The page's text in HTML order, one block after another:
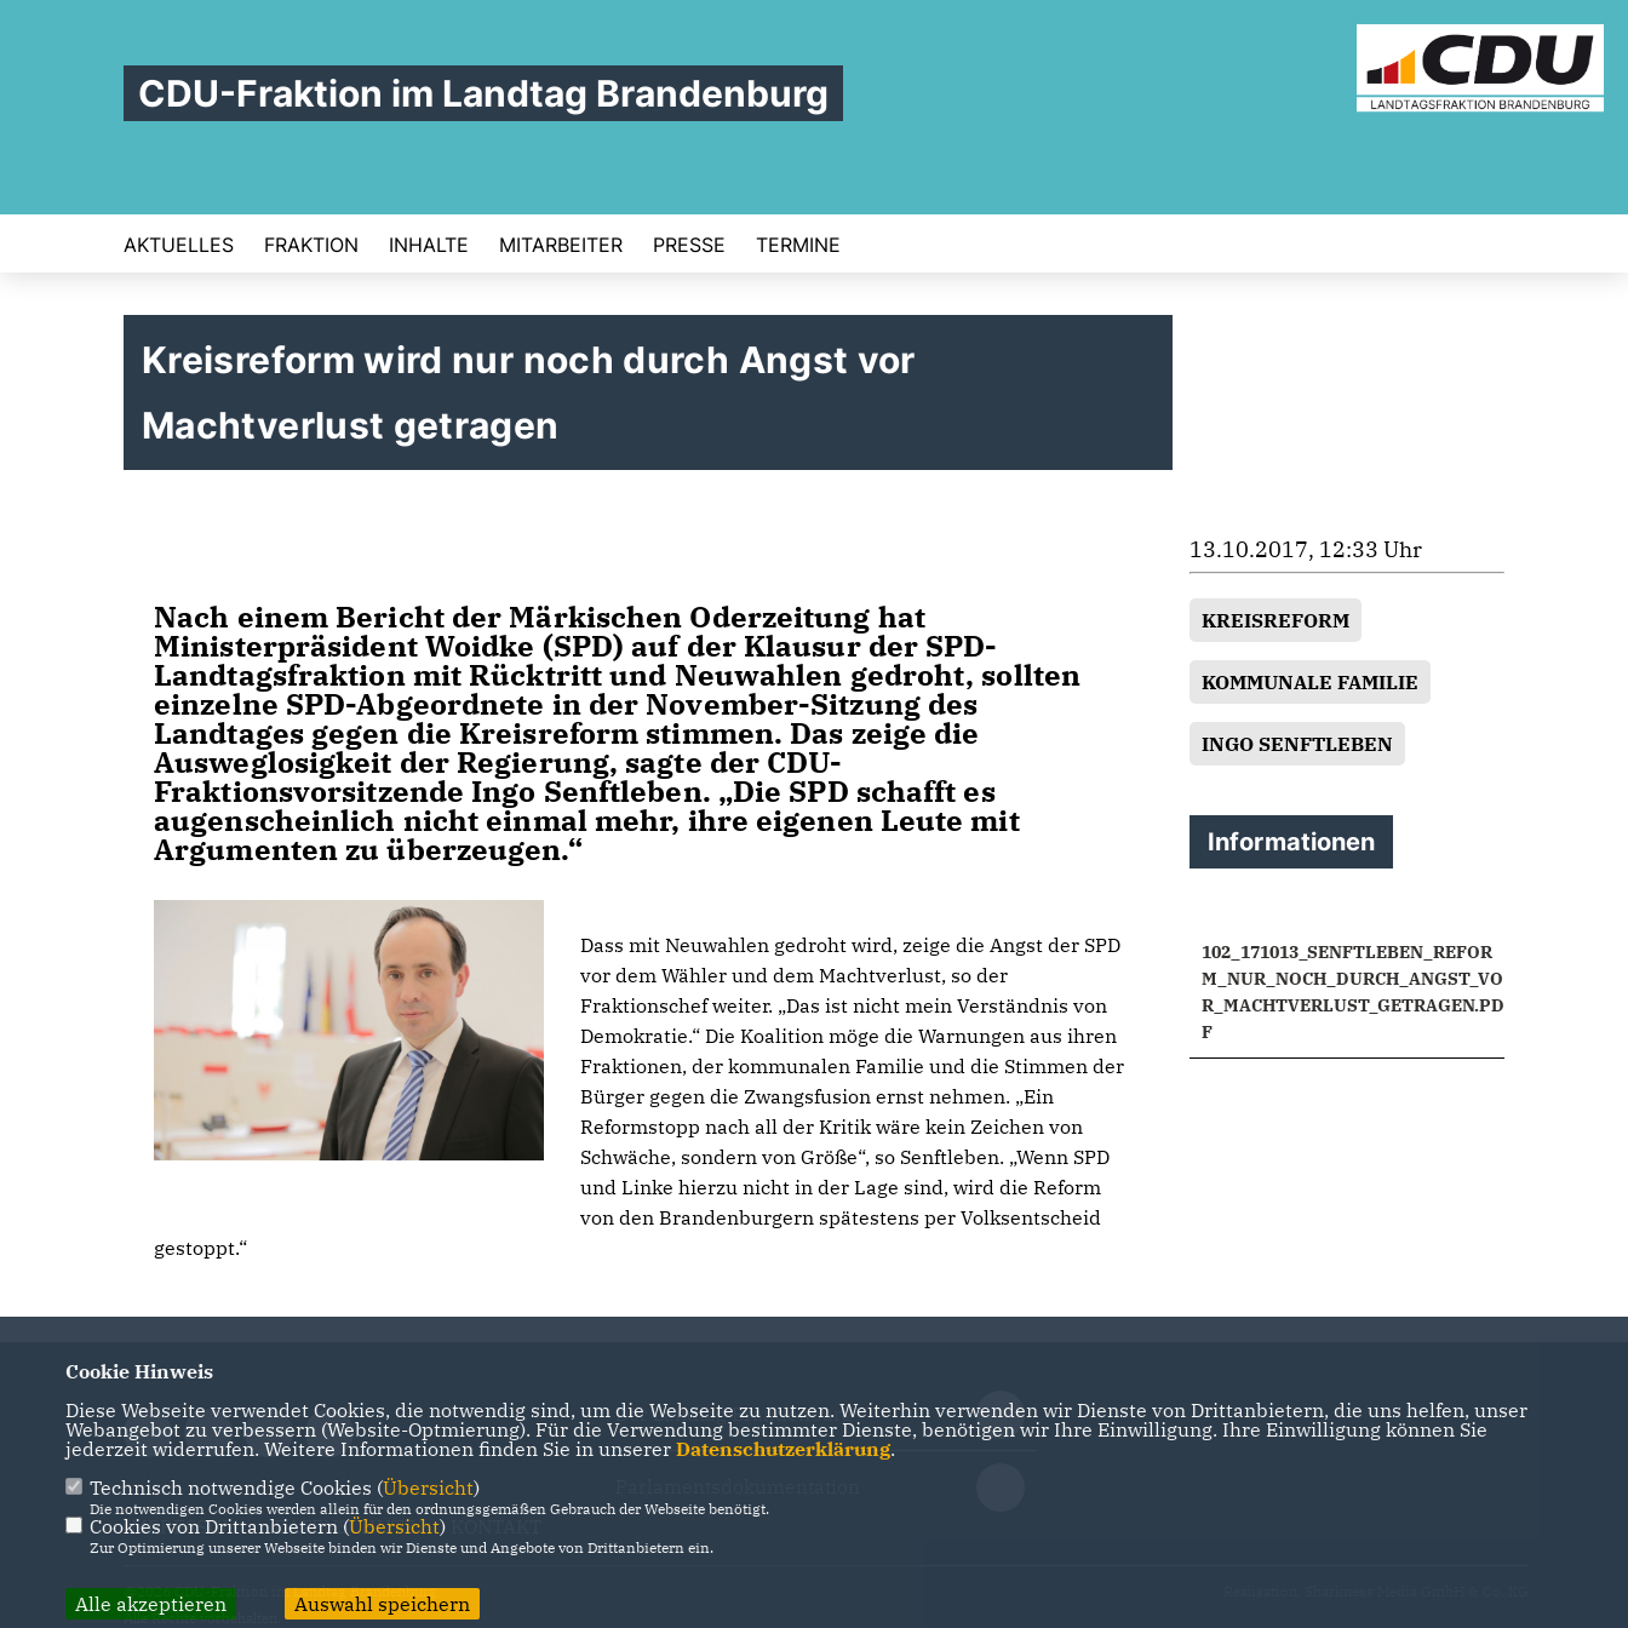
CDU-Fraktion im Landtag Brandenburg
AKTUELLES FRAKTION INHALTE MITARBEITER PRESSE TERMINE
Kreisreform wird nur noch durch Angst vor
Machtverlust getragen
Nach einem Bericht der Märkischen Oderzeitung hat
Ministerpräsident Woidke (SPD) auf der Klausur der SPD-
Landtagsfraktion mit Rücktritt und Neuwahlen gedroht, sollten
einzelne SPD-Abgeordnete in der November-Sitzung des
Landtages gegen die Kreisreform stimmen. Das zeige die
Ausweglosigkeit der Regierung, sagte der CDU-
Fraktionsvorsitzende Ingo Senftleben. „Die SPD schafft es
augenscheinlich nicht einmal mehr, ihre eigenen Leute mit
Argumenten zu überzeugen.“
Dass mit Neuwahlen gedroht wird, zeige die Angst der SPD
vor dem Wähler und dem Machtverlust, so der
Fraktionschef weiter. „Das ist nicht mein Verständnis von
Demokratie.“ Die Koalition möge die Warnungen aus ihren
Fraktionen, der kommunalen Familie und die Stimmen der
Bürger gegen die Zwangsfusion ernst nehmen. „Ein
Reformstopp nach all der Kritik wäre kein Zeichen von
Schwäche, sondern von Größe“, so Senftleben. „Wenn SPD
und Linke hierzu nicht in der Lage sind, wird die Reform
von den Brandenburgern spätestens per Volksentscheid
gestoppt.“
13.10.2017, 12:33 Uhr
KREISREFORM
KOMMUNALE FAMILIE
INGO SENFTLEBEN
Informationen
102_171013_SENFTLEBEN_REFOR
M_NUR_NOCH_DURCH_ANGST_VO
R_MACHTVERLUST_GETRAGEN.PD
F
IMPRESSUM DATENSCHUTZ
Der Landtag Brandenburg
@2026 CDU-Fraktion im Landtag Brandenburg
Alle Rechte vorbehalten.
Cookie Hinweis
Diese Webseite verwendet Cookies, die notwendig sind, um die Webseite zu nutzen. Weiterhin verwenden wir Dienste von Drittanbietern, die uns helfen, unser
Webangebot zu verbessern (Website-Optmierung). Für die Verwendung bestimmter Dienste, benötigen wir Ihre Einwilligung. Ihre Einwilligung können Sie
jederzeit widerrufen. Weitere Informationen finden Sie in unserer Datenschutzerklärung.
Technisch notwendige Cookies (Übersicht)
Die notwendigen Cookies werden allein für den ordnungsgemäßen Gebrauch der Webseite benötigt.
Cookies von Drittanbietern (Übersicht)
Zur Optimierung unserer Webseite binden wir Dienste und Angebote von Drittanbietern ein.
Alle akzeptieren Auswahl speichern